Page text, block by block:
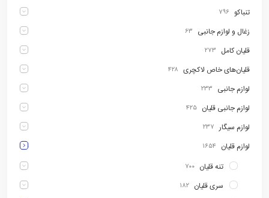
تنباکو ۷۹۶
زغال و لوازم جانبی ۶۳
قلیان کامل ۲۷۳
قلیان‌های خاص لاکچری ۴۲۸
لوازم جانبی ۲۳۳
لوازم جانبی قلیان ۴۲۵
لوازم سیگار ۲۳۷
لوازم قلیان ۱۶۵۴
تنه قلیان ۷۰۰
سری قلیان ۱۸۲